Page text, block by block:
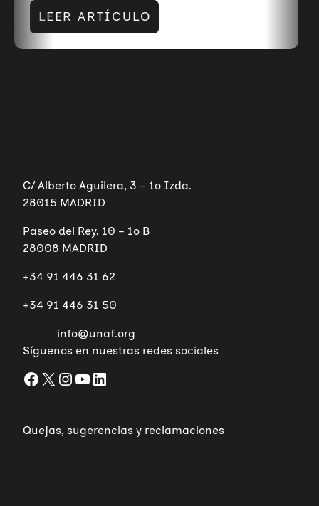
LEER ARTÍCULO
C/ Alberto Aguilera, 3 – 1º Izda.
28015 MADRID
Paseo del Rey, 10 – 1º B
28008 MADRID
+34 91 446 31 62
+34 91 446 31 50
info@unaf.org
Síguenos en nuestras redes sociales
Facebook X InstagramYouTube LinkedIn
Quejas, sugerencias y reclamaciones